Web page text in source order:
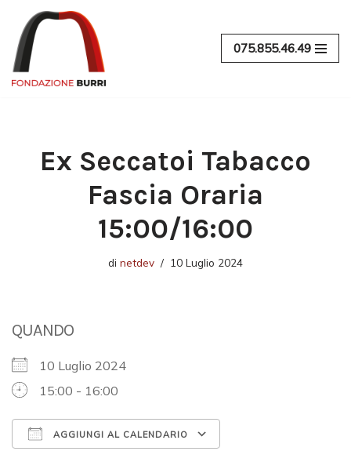
Vai
al
contenuto
075.855.46.49
Ex Seccatoi Tabacco
Fascia Oraria
15:00/16:00
di netdev 10 Luglio 2024
QUANDO
10 Luglio 2024
15:00 - 16:00
AGGIUNGI AL CALENDARIO